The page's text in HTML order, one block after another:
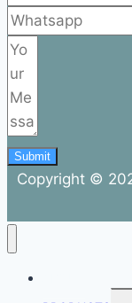
Submit
Copyright ©